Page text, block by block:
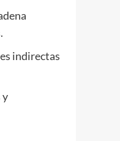
indirectas
y